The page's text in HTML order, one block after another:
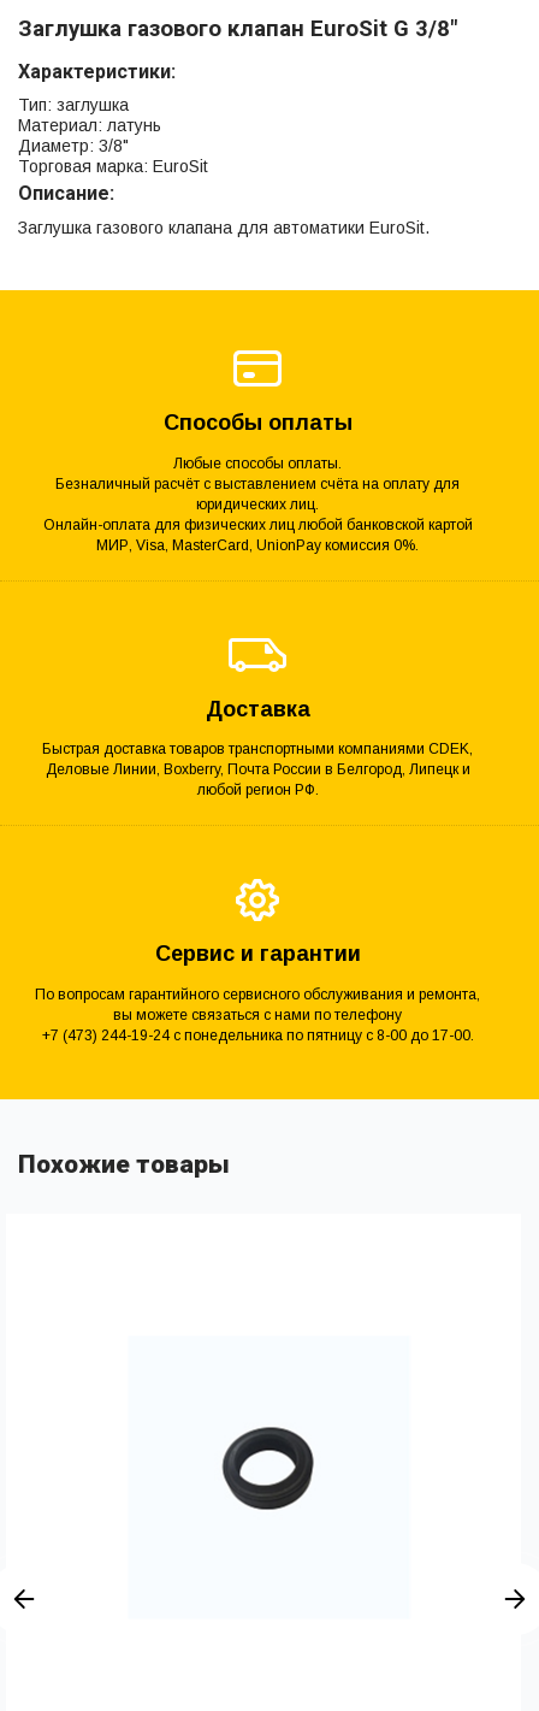
Заглушка газового клапан EuroSit G 3/8"
Характеристики:
Тип: заглушка
Материал: латунь
Диаметр: 3/8"
Торговая марка: EuroSit
Описание:
Заглушка газового клапана для автоматики EuroSit.
Способы оплаты
Любые способы оплаты.
Безналичный расчёт с выставлением счёта на оплату для
юридических лиц.
Онлайн-оплата для физических лиц любой банковской картой
МИР, Visa, MasterCard, UnionPay комиссия 0%.
Доставка
Быстрая доставка товаров транспортными компаниями CDEK,
Деловые Линии, Boxberry, Почта России в Белгород, Липецк и
любой регион РФ.
Сервис и гарантии
По вопросам гарантийного сервисного обслуживания и ремонта,
вы можете связаться с нами по телефону
+7 (473) 244-19-24 с понедельника по пятницу с 8-00 до 17-00.
Похожие товары